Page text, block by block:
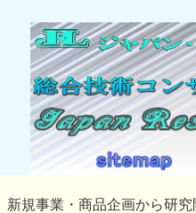
新規事業・商品企画から研